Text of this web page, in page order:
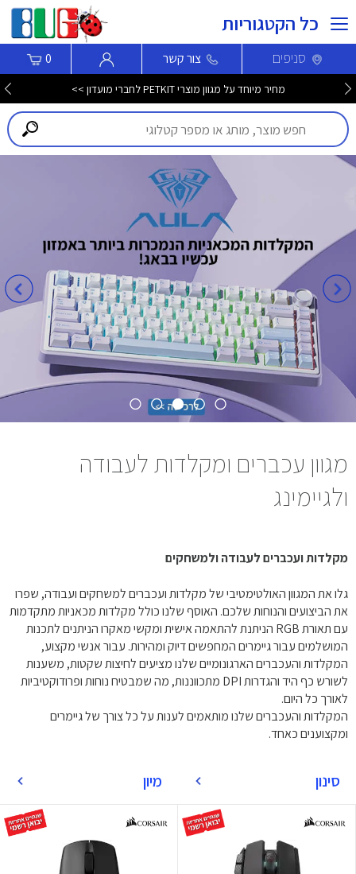
כל הקטגוריות
סניפים צור קשר 0
מחיר מיוחד על מגוון מוצרי PETKIT לחברי מועדון >>
מגוון עכברים ומקלדות לעבודה
ולגיימינג
מקלדות ועכברים לעבודה ולמשחקים
גלו את המגוון האולטימטיבי של מקלדות ועכברים למשחקים ועבודה, שפרו
את הביצועים והנוחות שלכם. האוסף שלנו כולל מקלדות מכאניות מתקדמות
עם תאורת RGB הניתנת להתאמה אישית ומקשי מאקרו הניתנים לתכנות
המושלמים עבור גיימרים המחפשים דיוק ומהירות. עבור אנשי מקצוע,
המקלדות והעכברים הארגונומיים שלנו מציעים לחיצות שקטות, משענות
לשורש כף היד והגדרות DPI מתכווננות, מה שמבטיח נוחות ופרודוקטיביות
לאורך כל היום.
המקלדות והעכברים שלנו מותאמים לענות על כל צורך של גיימרים
ומקצוענים כאחד.
סינון מיון